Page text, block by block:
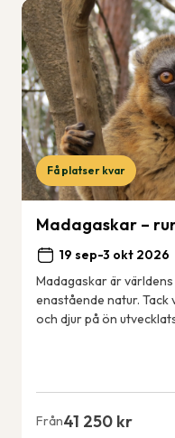
Få platser kvar
Madagaskar –
19 sep-3 okt 2026
Madagaskar är
enastående natur.
och djur på ön
Från41 250 kr